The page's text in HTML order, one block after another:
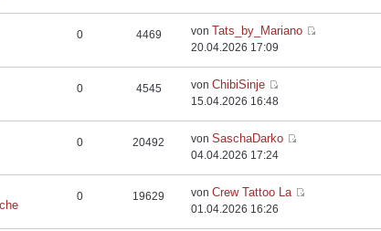
0 4469 von Tats_by_Mariano
20.04.2026 17:09
0 4545 vonChibiSinje
15.04.2026 16:48
0 20492 vonSaschaDarko
04.04.2026 17:24
0 19629 vonCrew Tattoo La
01.04.2026 16:26